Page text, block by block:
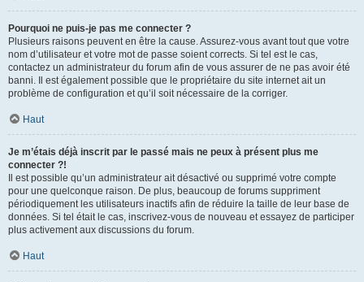
Pourquoi ne puis-je pas me connecter ?
Plusieurs raisons peuvent en être la cause. Assurez-vous avant tout que votre
nom d’utilisateur et votre mot de passe soient corrects. Si tel est le cas,
contactez un administrateur du forum afin de vous assurer de ne pas avoir été
banni. Il est également possible que le propriétaire du site internet ait un
problème de configuration et qu’il soit nécessaire de la corriger.
Haut
Je m’étais déjà inscrit par le passé mais ne peux à présent plus me
connecter ?!
Il est possible qu’un administrateur ait désactivé ou supprimé votre compte
pour une quelconque raison. De plus, beaucoup de forums suppriment
périodiquement les utilisateurs inactifs afin de réduire la taille de leur base de
données. Si tel était le cas, inscrivez-vous de nouveau et essayez de participer
plus activement aux discussions du forum.
Haut